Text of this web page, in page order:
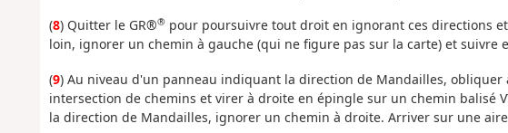
(8) Quitter le GR®®pour poursuivre tout droit en ignorant ces directions
loin, ignorer un chemin à gauche (qui ne figure pas sur la carte) et suivre
(9) Au niveau d'un panneau indiquant la direction de Mandailles, obliquer
intersection de chemins et virer à droite en épingle sur un chemin balisé
la direction de Mandailles, ignorer un chemin à droite. Arriver sur une